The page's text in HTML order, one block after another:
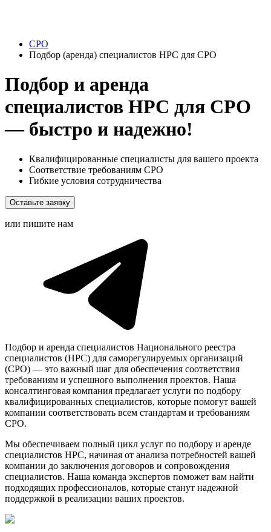
СРО
Подбор (аренда) специалистов НРС для СРО
Подбор и аренда
специалистов НРС для СРО
— быстро и надежно!
Квалифицированные специалисты для вашего проекта
Соответствие требованиям СРО
Гибкие условия сотрудничества
Оставьте заявку
или пишите нам
Подбор и аренда специалистов Национального реестра
специалистов (НРС) для саморегулируемых организаций
(СРО) — это важный шаг для обеспечения соответствия
требованиям и успешного выполнения проектов. Наша
консалтинговая компания предлагает услуги по подбору
квалифицированных специалистов, которые помогут вашей
компании соответствовать всем стандартам и требованиям
СРО.
Мы обеспечиваем полный цикл услуг по подбору и аренде
специалистов НРС, начиная от анализа потребностей вашей
компании до заключения договоров и сопровождения
специалистов. Наша команда экспертов поможет вам найти
подходящих профессионалов, которые станут надежной
поддержкой в реализации ваших проектов.